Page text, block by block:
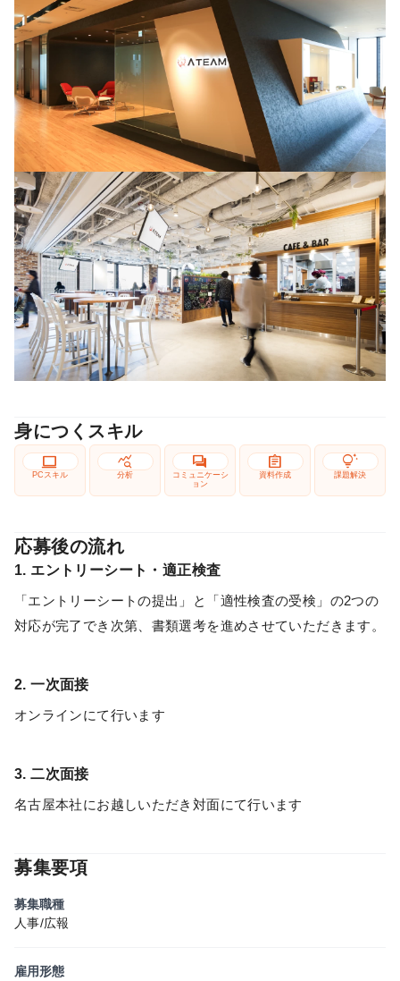
身につくスキル
computer
PCスキル
query_stats
分析
forum
コミュニケーシ
ョン
assignment
資料作成
tips_and_updates
課題解決
応募後の流れ
1. エントリーシート・適正検査
「エントリーシートの提出」と「適性検査の受検」の2つの
対応が完了でき次第、書類選考を進めさせていただきます。
2. 一次面接
オンラインにて行います
3. 二次面接
名古屋本社にお越しいただき対面にて行います
募集要項
募集職種
人事/広報
雇用形態